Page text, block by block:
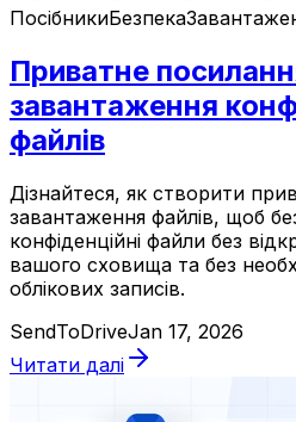
ПосібникиБезпека
Приватне
завантаження
файлів
Дізнайтеся, як створити
завантаження файлів, щоб
конфіденційні файли без
вашого сховища та без
облікових записів.
SendToDriveJan 17, 2026
Читати далі